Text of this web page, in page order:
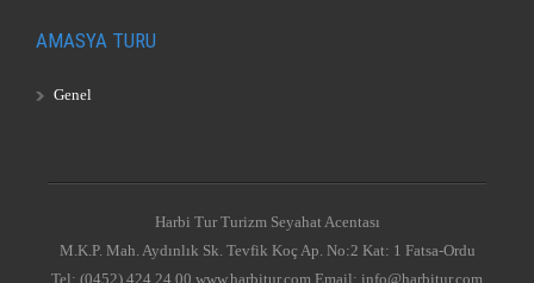
AMASYA TURU
Genel
Harbi Tur Turizm Seyahat Acentası
M.K.P. Mah. Aydınlık Sk. Tevfik Koç Ap. No:2 Kat: 1 Fatsa-Ordu
Tel: (0452) 424 24 00 www.harbitur.com Email: info@harbitur.com